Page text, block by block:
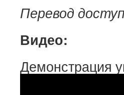
Перевод
Видео:
Демонстрация